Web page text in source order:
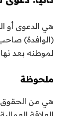
هي الدعوى أو
(الوافدة)
لموطنه بعد
ملحوظة
هي من الحقوق